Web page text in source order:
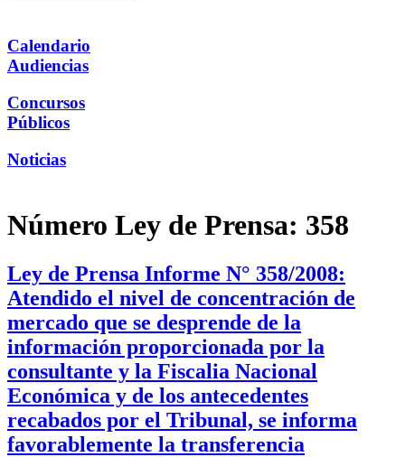
Calendario
Audiencias
Concursos
Públicos
Noticias
Número Ley de Prensa: 358
Ley de Prensa Informe N° 358/2008:
Atendido el nivel de concentración de
mercado que se desprende de la
información proporcionada por la
consultante y la Fiscalia Nacional
Económica y de los antecedentes
recabados por el Tribunal, se informa
favorablemente la transferencia